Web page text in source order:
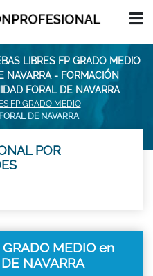
LIBRES FP GRADO MEDIO
NAVARRA - FORMACIÓN
FORAL DE NAVARRA
FP GRADO MEDIO
DE NAVARRA
POR
MEDIO en
NAVARRA